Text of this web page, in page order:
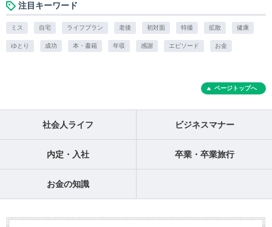
注目キーワード
ミス 自宅 ライフプラン 老後 初対面 特撮 拡散 健康
ゆとり 成功 本・書籍 年収 感謝 エピソード お金
ページトップへ
社会人ライフ ビジネスマナー
内定・入社 卒業・卒業旅行
お金の知識